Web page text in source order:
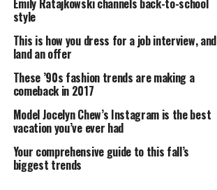
Emily Ratajkowski channels back-to-school
style
This is how you dress for a job interview, and
land an offer
These ’90s fashion trends are making a
comeback in 2017
Model Jocelyn Chew’s Instagram is the best
vacation you’ve ever had
Your comprehensive guide to this fall’s
biggest trends